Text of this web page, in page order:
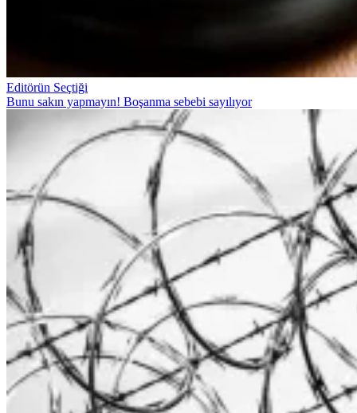
Editörün Seçtiği
Bunu sakın yapmayın! Boşanma sebebi sayılıyor